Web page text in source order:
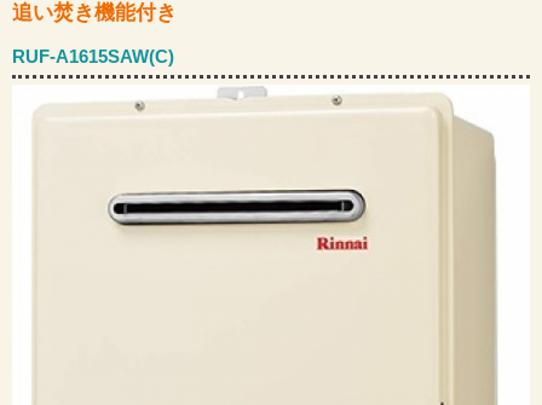
追い焚き機能付き
RUF-A1615SAW(C)